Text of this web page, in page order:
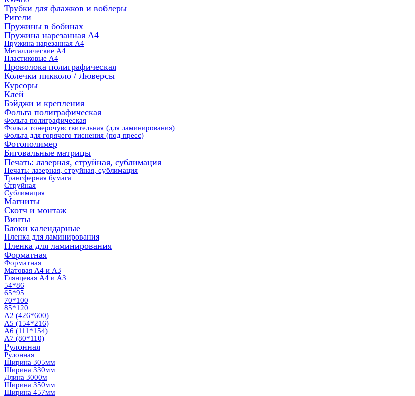
Трубки для флажков и воблеры
Ригели
Пружины в бобинах
Пружина нарезанная А4
Пружина нарезанная А4
Металлические А4
Пластиковые А4
Проволока полиграфическая
Колечки пикколо / Люверсы
Курсоры
Клей
Бэйджи и крепления
Фольга полиграфическая
Фольга полиграфическая
Фольга тонерочувствительная (для ламинирования)
Фольга для горячего тиснения (под пресс)
Фотополимер
Биговальные матрицы
Печать: лазерная, струйная, сублимация
Печать: лазерная, струйная, сублимация
Трансферная бумага
Струйная
Сублимация
Магниты
Скотч и монтаж
Винты
Блоки календарные
Пленка для ламинирования
Пленка для ламинирования
Форматная
Форматная
Матовая А4 и А3
Глянцевая А4 и А3
54*86
65*95
70*100
85*120
А2 (426*600)
А5 (154*216)
А6 (111*154)
А7 (80*110)
Рулонная
Рулонная
Ширина 305мм
Ширина 330мм
Длина 3000м
Ширина 350мм
Ширина 457мм